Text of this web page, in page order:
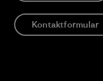
Kontaktformular